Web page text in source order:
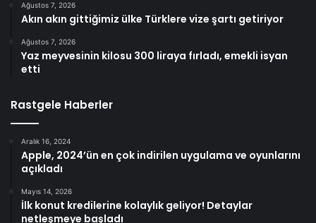
Ağustos 7, 2026
Akın akın gittiğimiz ülke Türklere vize şartı getiriyor
Ağustos 7, 2026
Yaz meyvesinin kilosu 300 liraya fırladı, emekli isyan
etti
Rastgele Haberler
Aralık 16, 2024
Apple, 2024’ün en çok indirilen uygulama ve oyunlarını
açıkladı
Mayıs 14, 2026
İlk konut kredilerine kolaylık geliyor! Detaylar
netleşmeye başladı